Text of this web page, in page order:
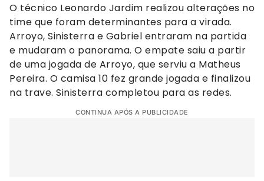
O técnico Leonardo Jardim realizou alterações no
time que foram determinantes para a virada.
Arroyo, Sinisterra e Gabriel entraram na partida
e mudaram o panorama. O empate saiu a partir
de uma jogada de Arroyo, que serviu a Matheus
Pereira. O camisa 10 fez grande jogada e finalizou
na trave. Sinisterra completou para as redes.
CONTINUA APÓS A PUBLICIDADE